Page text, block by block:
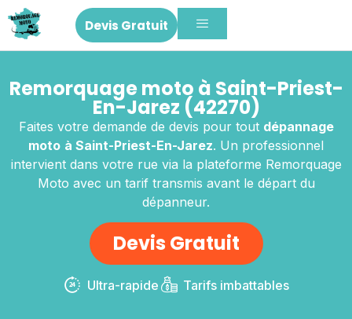
Devis Gratuit
Remorquage moto à Saint-Priest-
En-Jarez (42270)
Faites votre demande de devis pour tout dépannage
moto à Saint-Priest-En-Jarez. Un professionnel
intervient dans votre rue via la plateforme Remorquage
Moto avec un tarif transmis avant le départ du
dépanneur.
Devis Gratuit
Ultra-rapide Tarifs imbattables